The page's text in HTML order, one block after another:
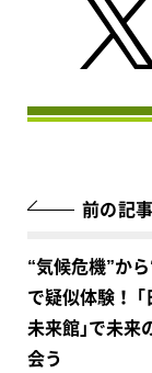
前の記事
“気候危機”か
で疑似体験！
未来館｣で未来
会う